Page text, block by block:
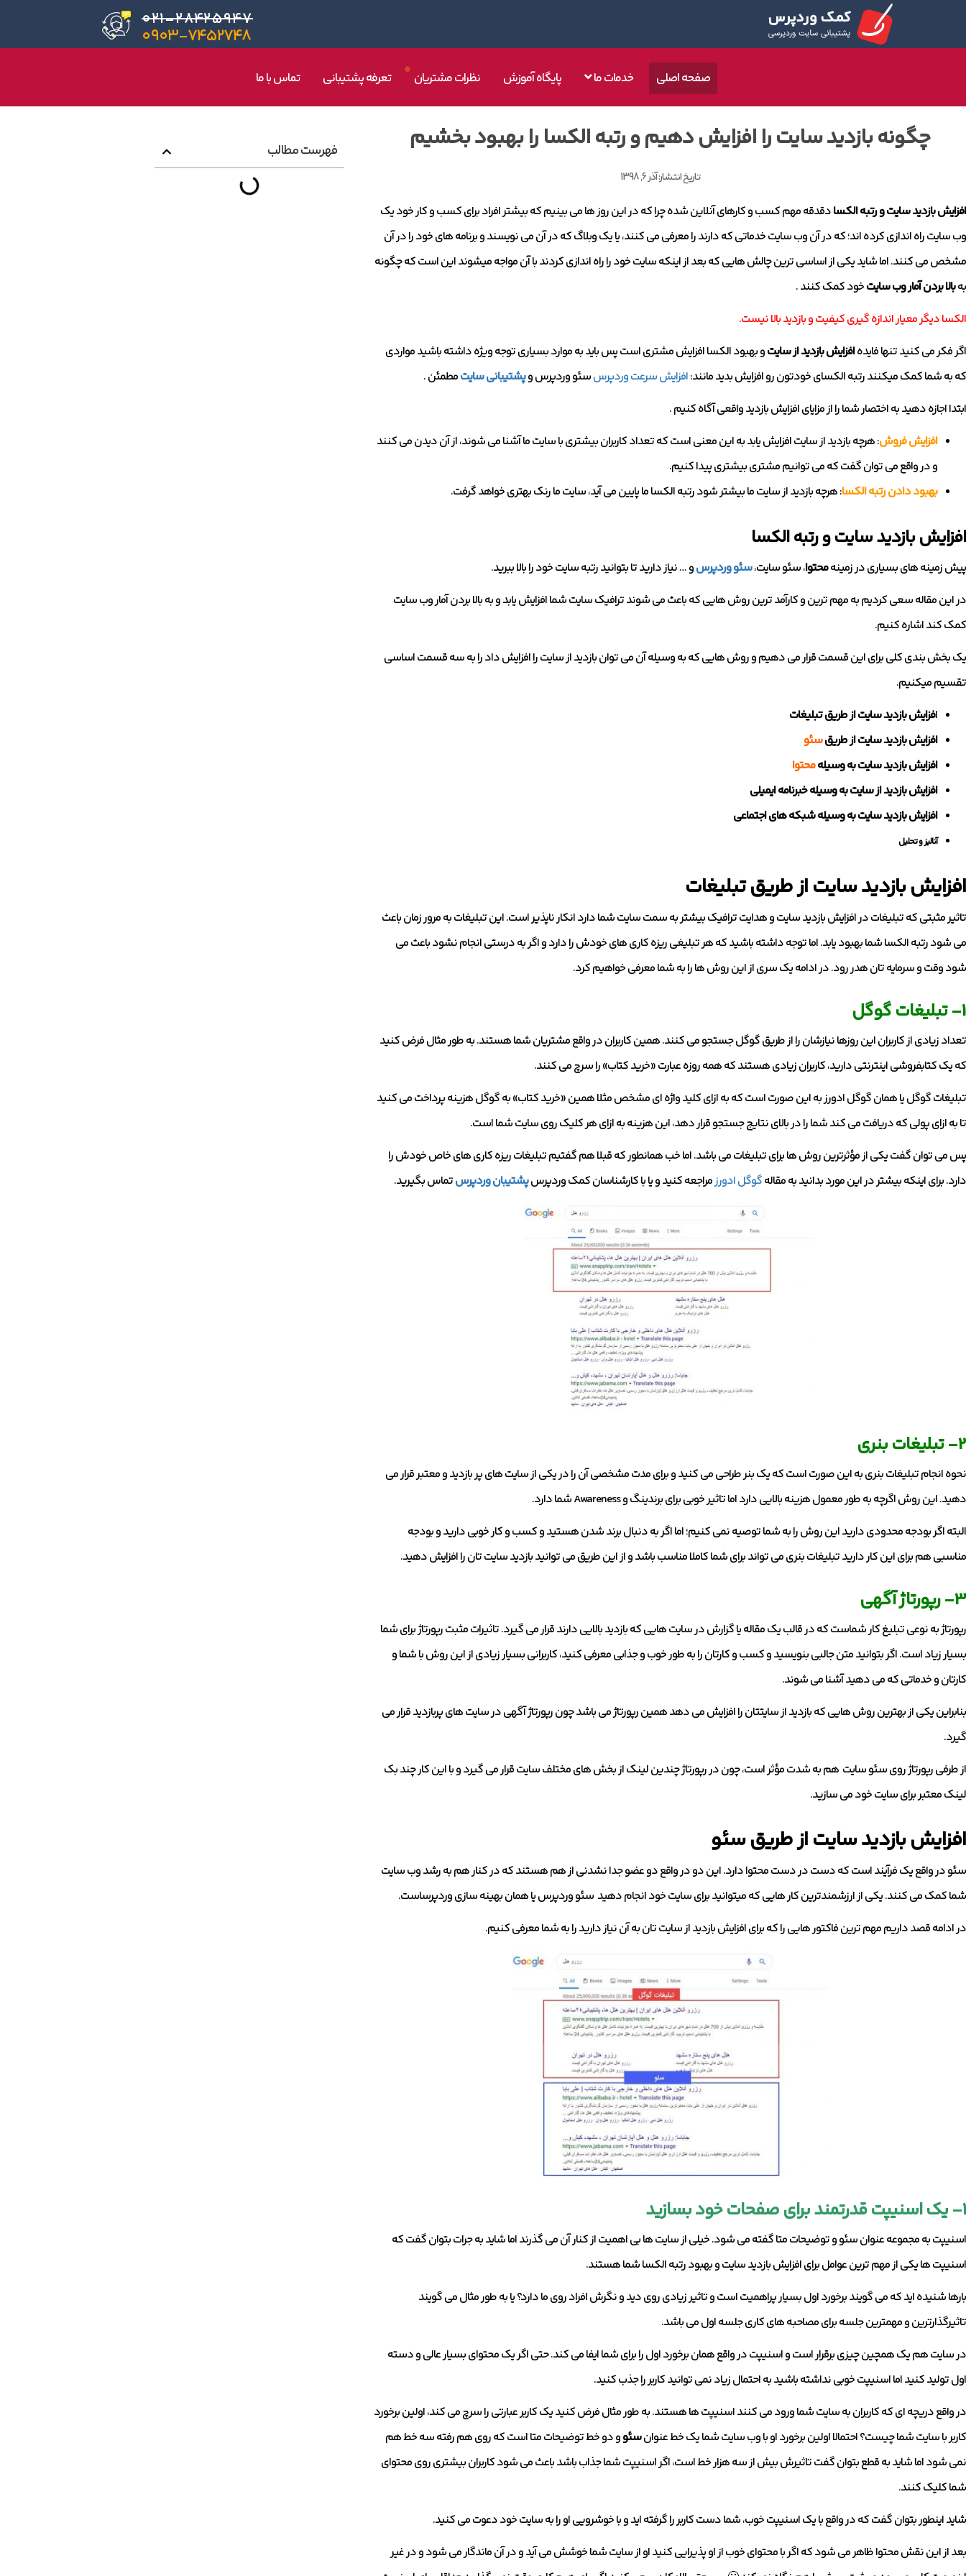
۰۲۱-۲۸۴۲۵۹۴۷
۰۹۰۳-۷۴۵۲۷۴۸
صفحه اصلی خدمات ما پایگاه آموزش نظرات مشتریان تعرفه پشتیبانی تماس با ما
چگونه بازدید سایت را افزایش دهیم و رتبه الکسا را بهبود بخشیم
تاریخ انتشار:آذر 6, 1398
افزایش بازدید سایت و رتبه الکسادقدقه مهم کسب و کارهای آنلاین شده چرا که در این روز ها می بینیم که بیشتر افراد برای کسب و کار خود یک
وب سایت راه اندازی کرده اند؛ که در آن وب سایت خدماتی که دارند را معرفی می کنند، یا یک وبلاگ که در آن می نویسند و برنامه های خود را در آن
مشخص می کنند. اما شاید یکی از اساسی ترین چالش هایی که بعد از اینکه سایت خود را راه اندازی کردند با آن مواجه میشوند این است که چگونه
بهبالا بردن آمار وب سایتخود کمک کنند .
الکسا دیگر معیار اندازه گیری کیفیت و بازدید بالا نیست.
اگر فکر می کنید تنها فایدهافزایش بازدید از سایتو بهبود الکسا افزایش مشتری است پس باید به موارد بسیاری توجه ویژه داشته باشید مواردی
که به شما کمک میکنند رتبه الکسای خودتون رو افزایش بدید مانند:افزایش سرعت وردپرسسئو وردپرس وپشتیبانی سایتمطمئن .
ابتدا اجازه دهید به اختصار شما را از مزایای افزایش بازدید واقعی آگاه کنیم .
افزایش فروش: هرچه بازدید از سایت افزایش یابد به این معنی است که تعداد کاربران بیشتری با سایت ما آشنا می شوند، از آن دیدن می کنند
و در واقع می توان گفت که می توانیم مشتری بیشتری پیدا کنیم.
بهبود دادن رتبه الکسا: هرچه بازدید از سایت ما بیشتر شود رتبه الکسا ما پایین می آید، سایت ما رنک بهتری خواهد گرفت.
افزایش بازدید سایت و رتبه الکسا
پیش زمینه های بسیاری در زمینهمحتوا، سئو سایت،سئو وردپرسو … نیاز دارید تا بتوانید رتبه سایت خود را بالا ببرید.
در این مقاله سعی کردیم به مهم ترین و کارآمد ترین روش هایی که باعث می شوند ترافیک سایت شما افزایش یابد و به بالا بردن آمار وب سایت
کمک کند اشاره کنیم.
یک بخش بندی کلی برای این قسمت قرار می دهیم و روش هایی که به وسیله آن می توان بازدید از سایت را افزایش داد را به سه قسمت اساسی
تقسیم میکنیم.
افزایش بازدید سایت از طریق تبلیغات
افزایش بازدید سایت از طریقسئو
افزایش بازدید سایت به وسیلهمحتوا
افزایش بازدید از سایت به وسیله خبرنامه ایمیلی
افزایش بازدید سایت به وسیله شبکه های اجتماعی
آنالیز و تحلیل
افزایش بازدید سایت از طریق تبلیغات
تاثیر مثبتی که تبلیغات در افزایش بازدید سایت و هدایت ترافیک بیشتر به سمت سایت شما دارد انکار ناپذیر است. این تبلیغات به مرور زمان باعث
می شود رتبه الکسا شما بهبود یابد. اما توجه داشته باشید که هر تبلیغی ریزه کاری های خودش را دارد و اگر به درستی انجام نشود باعث می
شود وقت و سرمایه تان هدر رود. در ادامه یک سری از این روش ها را به شما معرفی خواهیم کرد.
1- تبلیغات گوگل
تعداد زیادی از کاربران این روزها نیازشان را از طریق گوگل جستجو می کنند. همین کاربران در واقع مشتریان شما هستند. به طور مثال فرض کنید
که یک کتابفروشی اینترنتی دارید، کاربران زیادی هستند که همه روزه عبارت «خرید کتاب» را سرچ می کنند.
تبلیغات گوگل یا همان گوگل ادورز به این صورت است که به ازای کلید واژه ای مشخص مثلا همین «خرید کتاب» به گوگل هزینه پرداخت می کنید
تا به ازای پولی که دریافت می کند شما را در بالای نتایج جستجو قرار دهد، این هزینه به ازای هر کلیک روی سایت شما است.
پس می توان گفت یکی از مؤثرترین روش ها برای تبلیغات می باشد. اما خب همانطور که قبلا هم گفتیم تبلیغات ریزه کاری های خاص خودش را
دارد. برای اینکه بیشتر در این مورد بدانید به مقالهگوگل ادورزمراجعه کنید و یا با کارشناسان کمک وردپرسپشتیبان وردپرستماس بگیرید.
2- تبلیغات بنری
نحوه انجام تبلیغات بنری به این صورت است که یک بنر طراحی می کنید و برای مدت مشخصی آن را در یکی از سایت های پر بازدید و معتبر قرار می
دهید. این روش اگرچه به طور معمول هزینه بالایی دارد اما تاثیر خوبی برای برندینگ و Awareness شما دارد.
البته اگر بودجه محدودی دارید این روش را به شما توصیه نمی کنیم؛ اما اگر به دنبال برند شدن هستید و کسب و کار خوبی دارید و بودجه
مناسبی هم برای این کار دارید تبلیغات بنری می تواند برای شما کاملا مناسب باشد و از این طریق می توانید بازدید سایت تان را افزایش دهید.
3- رپورتاژ آگهی
رپورتاژ به نوعی تبلیغ کار شماست که در قالب یک مقاله یا گزارش در سایت هایی که بازدید بالایی دارند قرار می گیرد. تاثیرات مثبت رپورتاژ برای شما
بسیار زیاد است. اگر بتوانید متن جالبی بنویسید و کسب و کارتان را به طور خوب و جذابی معرفی کنید، کاربرانی بسیار زیادی از این روش با شما و
کارتان و خدماتی که می دهید آشنا می شوند.
بنابراین یکی از بهترین روش هایی که بازدید از سایتتان را افزایش می دهد همین رپورتاژ می باشد چون رپورتاژ آگهی در سایت های پربازدید قرار می
گیرد.
از طرفی رپورتاژ روی سئو سایت هم به شدت مؤثر است، چون در رپورتاژ چندین لینک از بخش های مختلف سایت قرار می گیرد و با این کار چند بک
لینک معتبر برای سایت خود می سازید.
افزایش بازدید سایت از طریق سئو
سئو در واقع یک فرآیند است که دست در دست محتوا دارد. این دو در واقع دو عضو جدا نشدنی از هم هستند که در کنار هم به رشد وب سایت
شما کمک می کنند. یکی از ارزشمندترین کار هایی که میتوانید برای سایت خود انجام دهید سئو وردپرس یا همان بهینه سازی وردپرساست.
در ادامه قصد داریم مهم ترین فاکتور هایی را که برای افزایش بازدید از سایت تان به آن نیاز دارید را به شما معرفی کنیم.
۱- یک اسنیپت قدرتمند برای صفحات خود بسازید
اسنیپت به مجموعه عنوان سئو و توضیحات متا گفته می شود. خیلی از سایت ها بی اهمیت از کنار آن می گذرند اما شاید به جرات بتوان گفت که
اسنیپت ها یکی از مهم ترین عوامل برای افزایش بازدید سایت و بهبود رتبه الکسا شما هستند.
بارها شنیده اید که می گویند برخورد اول بسیار پراهمیت است و تاثیر زیادی روی دید و نگرش افراد روی ما دارد؟ یا به طور مثال می گویند
تاثیرگذارترین و مهمترین جلسه برای مصاحبه های کاری جلسه اول می باشد.
در سایت هم یک همچین چیزی برقرار است و اسنیپت در واقع همان برخورد اول را برای شما ایفا می کند. حتی اگر یک محتوای بسیار عالی و دسته
اول تولید کنید اما اسنیپت خوبی نداشته باشید به احتمال زیاد نمی توانید کاربر را جذب کنید.
در واقع دریچه ای که کاربران به سایت شما ورود می کنند اسنیپت ها هستند. به طور مثال فرض کنید یک کاربر عبارتی را سرچ می کند، اولین برخورد
کاربر با سایت شما چیست؟ احتمالا اولین برخورد او با وب سایت شما یک خط عنوانسئوو دو خط توضیحات متا است که روی هم رفته سه خط هم
نمی شود اما شاید به قطع بتوان گفت تاثیرش بیش از سه هزار خط است، اگر اسنیپت شما جذاب باشد باعث می شود کاربران بیشتری روی محتوای
شما کلیک کنند.
شاید اینطور بتوان گفت که در واقع با یک اسنیپت خوب، شما دست کاربر را گرفته اید و با خوشرویی او را به سایت خود دعوت می کنید.
بعد از این نقش محتوا ظاهر می شود که اگر با محتوای خوب از او پذیرایی کنید او از سایت شما خوشش می آید و در آن ماندگار می شود و در غیر
فهرست مطالب